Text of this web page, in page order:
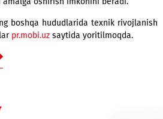
2600 diapazonlariga to‘g‘ri
tanyach stansiyalarida bo‘yicha